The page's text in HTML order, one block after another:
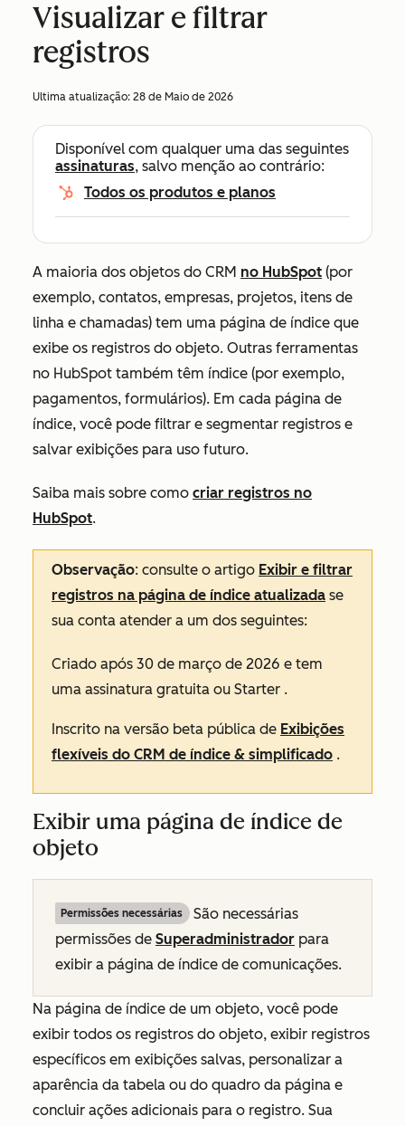
Visualizar e filtrar
registros
Ultima atualização: 28 de Maio de 2026
Disponível com qualquer uma das seguintes
assinaturas, salvo menção ao contrário:
Todos os produtos e planos
A maioria dos objetos do CRM no HubSpot (por
exemplo, contatos, empresas, projetos, itens de
linha e chamadas) tem uma página de índice que
exibe os registros do objeto. Outras ferramentas
no HubSpot também têm índice (por exemplo,
pagamentos, formulários). Em cada página de
índice, você pode filtrar e segmentar registros e
salvar exibições para uso futuro.
Saiba mais sobre como criar registros no
HubSpot.
Observação: consulte o artigo Exibir e filtrar
registros na página de índice atualizada se
sua conta atender a um dos seguintes:
Criado após 30 de março de 2026 e tem
uma assinatura gratuita ou Starter .
Inscrito na versão beta pública de Exibições
flexíveis do CRM de índice & simplificado .
Exibir uma página de índice de
objeto
Permissões necessárias
São necessárias
permissões de Superadministrador para
exibir a página de índice de comunicações.
Na página de índice de um objeto, você pode
exibir todos os registros do objeto, exibir registros
específicos em exibições salvas, personalizar a
aparência da tabela ou do quadro da página e
concluir ações adicionais para o registro. Sua